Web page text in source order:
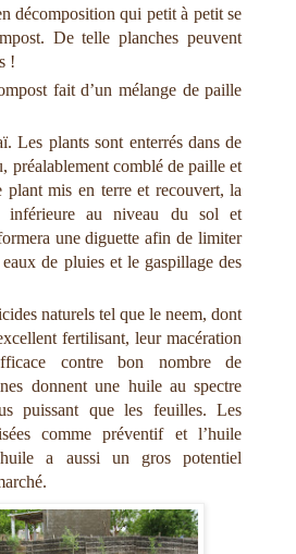
décomposition qui petit à petit se
De telle planches peuvent
!
fait d’un mélange de paille
Les plants sont enterrés dans de
préalablement comblé de paille et
mis en terre et recouvert, la
inférieure au niveau du sol et
une diguette afin de limiter
de pluies et le gaspillage des
naturels tel que le neem, dont
fertilisant, leur macération
contre bon nombre de
donnent une huile au spectre
puissant que les feuilles. Les
comme préventif et l’huile
a aussi un gros potentiel